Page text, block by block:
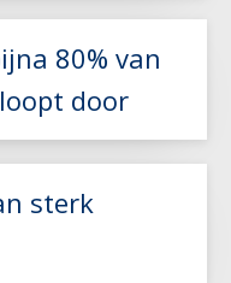
80% van
door
sterk